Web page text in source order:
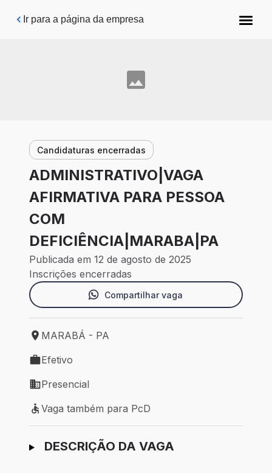
Pular para o conteúdo principal
Ir para a página da empresa
Candidaturas encerradas
ADMINISTRATIVO|VAGA
AFIRMATIVA PARA PESSOA
COM
DEFICIÊNCIA|MARABA|PA
Publicada em 12 de agosto de 2025
Inscrições encerradas
Compartilhar vaga
Local de trabalho: MARABÁ - PA
MARABÁ - PA
Tipo de vaga: Efetivo
Efetivo
Modelo de trabalho: Presencial
Presencial
Vaga também para PcD
Vaga também para PcD
Ir para candidatura
DESCRIÇÃO DA VAGA